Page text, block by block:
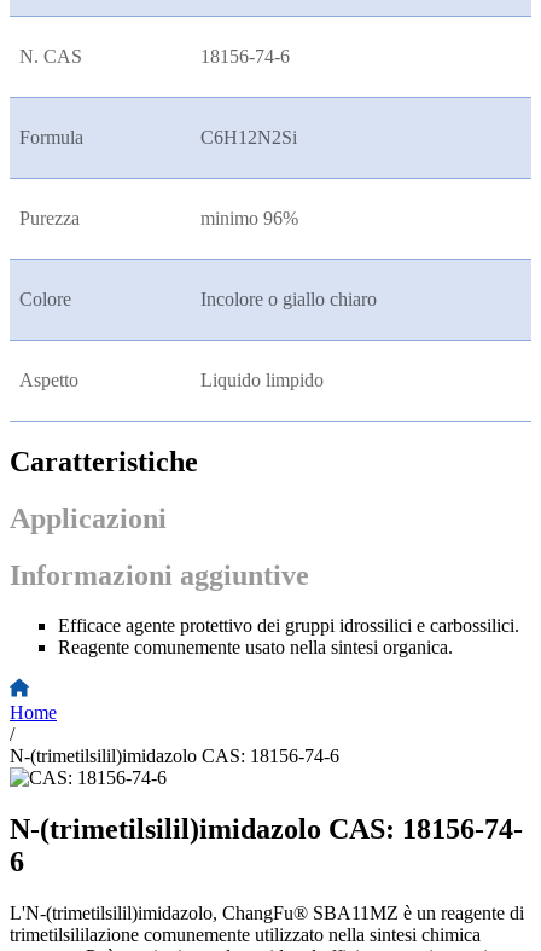
N. CAS 18156-74-6
Formula C6H12N2Si
Purezza minimo 96%
Colore Incolore o giallo chiaro
Aspetto Liquido limpido
Caratteristiche
Applicazioni
Informazioni aggiuntive
Efficace agente protettivo dei gruppi idrossilici e carbossilici.
Reagente comunemente usato nella sintesi organica.
Home
/
N-(trimetilsilil)imidazolo CAS: 18156-74-6
N-(trimetilsilil)imidazolo CAS: 18156-74-
6
L'N-(trimetilsilil)imidazolo, ChangFu® SBA11MZ è un reagente di
trimetilsililazione comunemente utilizzato nella sintesi chimica